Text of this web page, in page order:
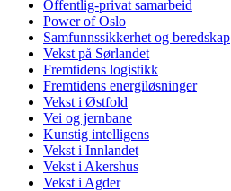
Offentlig-privat samarbeid
Power of Oslo
Samfunnssikkerhet og beredskap
Vekst på Sørlandet
Fremtidens logistikk
Fremtidens energiløsninger
Vekst i Østfold
Vei og jernbane
Kunstig intelligens
Vekst i Innlandet
Vekst i Akershus
Vekst i Agder